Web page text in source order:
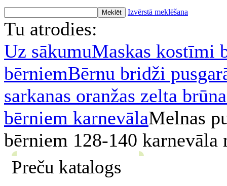
Izvērstā meklēšana
Tu atrodies:
Uz sākumuMaskas kostīmi
bērniemBērnu bridži
sarkanas oranžas zelta
bērniem karnevālaMelnas
bērniem 128-140
Preču katalogs